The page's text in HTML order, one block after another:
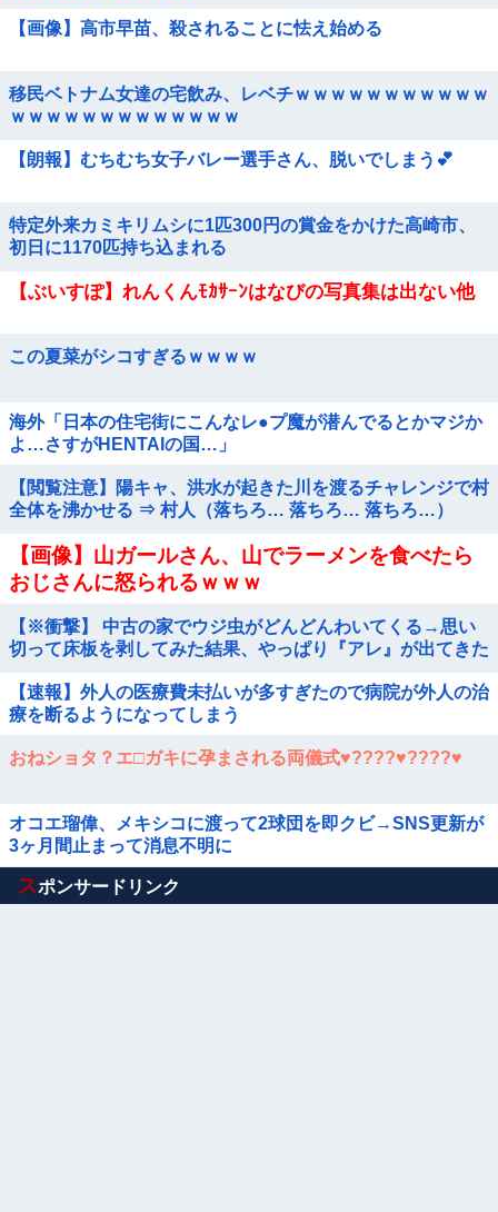
【画像】高市早苗、殺されることに怯え始める
移民ベトナム女達の宅飲み、レベチｗｗｗｗｗｗｗｗｗｗｗ
ｗｗｗｗｗｗｗｗｗｗｗｗｗ
【朗報】むちむち女子バレー選手さん、脱いでしまう💕
特定外来カミキリムシに1匹300円の賞金をかけた高崎市、
初日に1170匹持ち込まれる
【ぶいすぽ】れんくんﾓｶｻｰﾝはなびの写真集は出ない他
この夏菜がシコすぎるｗｗｗｗ
海外「日本の住宅街にこんなレ●プ魔が潜んでるとかマジか
よ…さすがHENTAIの国…」
【閲覧注意】陽キャ、洪水が起きた川を渡るチャレンジで村
全体を沸かせる ⇒ 村人（落ちろ… 落ちろ… 落ちろ…）
【画像】山ガールさん、山でラーメンを食べたら
おじさんに怒られるｗｗｗ
【※衝撃】 中古の家でウジ虫がどんどんわいてくる→思い
切って床板を剥してみた結果、やっぱり『アレ』が出てきた
【速報】外人の医療費未払いが多すぎたので病院が外人の治
療を断るようになってしまう
おねショタ？エ□ガキに孕まされる両儀式♥️????♥️????♥️
オコエ瑠偉、メキシコに渡って2球団を即クビ→SNS更新が
3ヶ月間止まって消息不明に
Powered by livedoor 相互RSS
スポンサードリンク